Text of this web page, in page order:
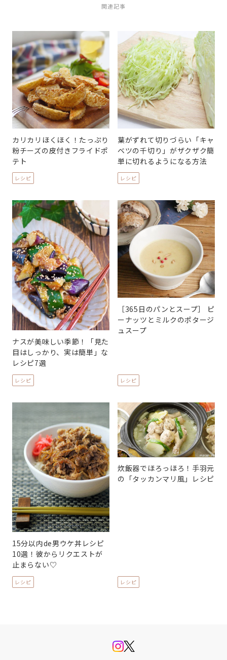
関連記事
カリカリほくほく！たっぷり
粉チーズの皮付きフライドポ
テト
レシピ
葉がずれて切りづらい「キャ
ベツの千切り」がザクザク簡
単に切れるようになる方法
レシピ
ナスが美味しい季節！「見た
目はしっかり、実は簡単」な
レシピ7選
レシピ
［365日のパンとスープ］ ピ
ーナッツとミルクのポタージ
ュスープ
レシピ
15分以内de男ウケ丼レシピ
10選！彼からリクエストが
止まらない♡
レシピ
炊飯器でほろっほろ！手羽元
の「タッカンマリ風」レシピ
レシピ